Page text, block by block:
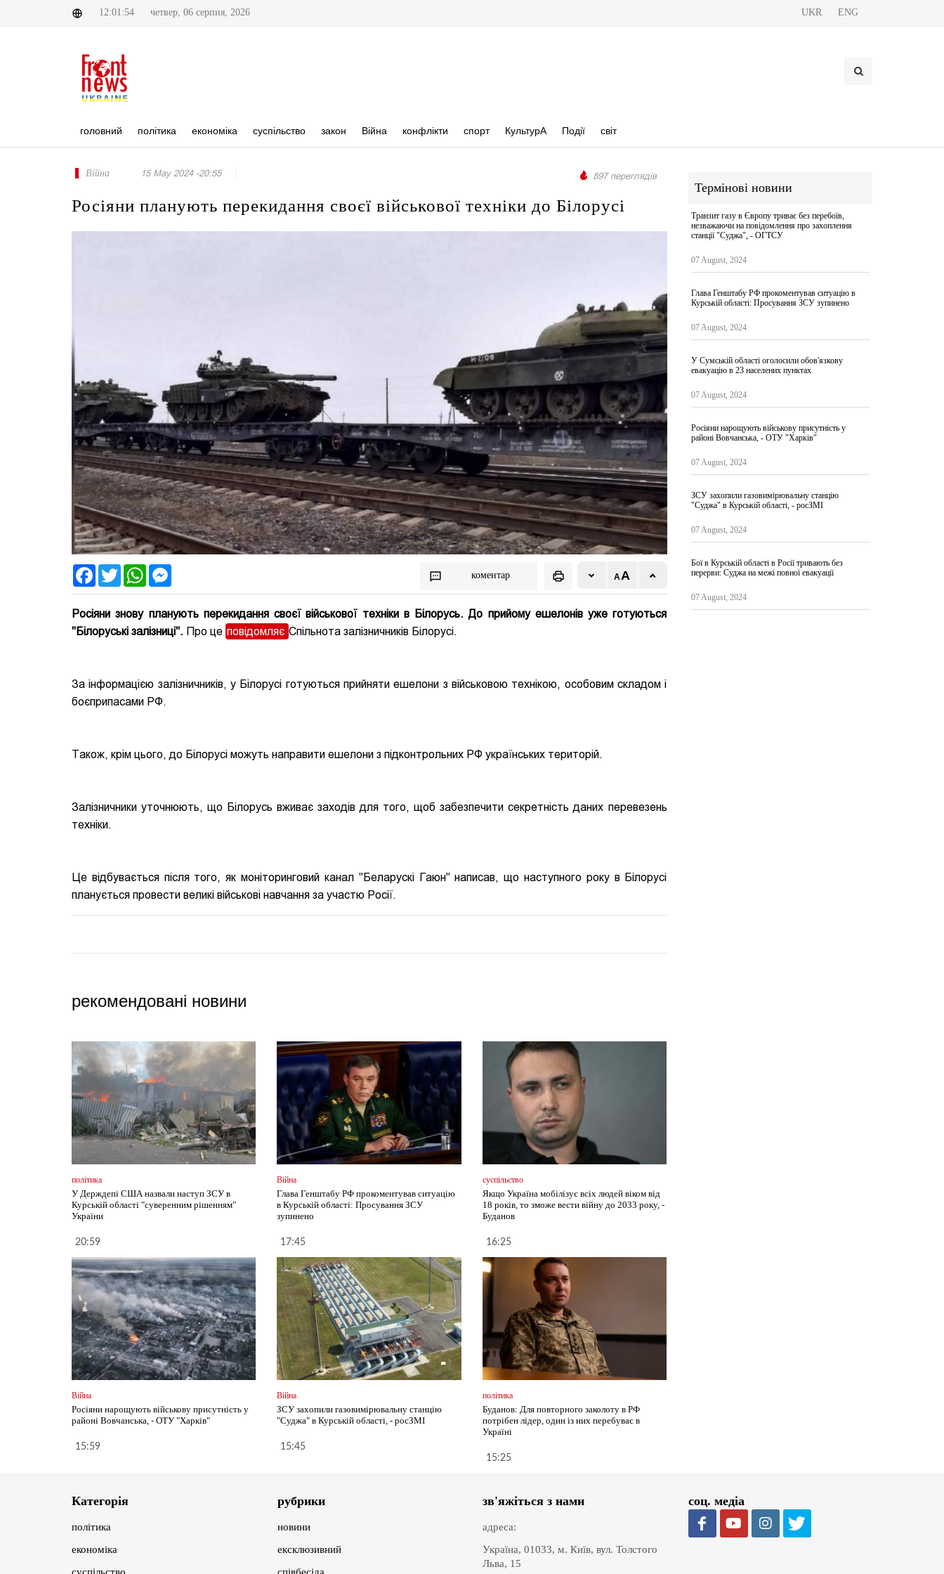
12:01:54 четвер, 06 серпня, 2026 UKR ENG
головний політика економіка суспільство закон Війна конфлікти спорт КультурА Події світ
Війна 15 May 2024 -20:55 897 переглядів
Росіяни планують перекидання своєї військової техніки до Білорусі
FacebookTwitter WhatsApp коментар
Росіяни знову планують перекидання своєї військової техніки в Білорусь. До прийому ешелонів уже готуються
"Білоруські залізниці". Про це повідомляє Спільнота залізничників Білорусі.
За інформацією залізничників, у Білорусі готуються прийняти ешелони з військовою технікою, особовим складом і
боєприпасами РФ.
Також, крім цього, до Білорусі можуть направити ешелони з підконтрольних РФ українських територій.
Залізничники уточнюють, що Білорусь вживає заходів для того, щоб забезпечити секретність даних перевезень
техніки.
Це відбувається після того, як моніторинговий канал "Беларускі Гаюн" написав, що наступного року в Білорусі
планується провести великі військові навчання за участю Росії.
рекомендовані новини
політика
У Держдепі США назвали наступ ЗСУ в
Курській області "суверенним рішенням"
України
20:59
Війна
Глава Генштабу РФ прокоментував ситуацію
в Курській області: Просування ЗСУ
зупинено
17:45
суспільство
Якщо Україна мобілізує всіх людей віком від
18 років, то зможе вести війну до 2033 року, -
Буданов
16:25
Війна
Росіяни нарощують військову присутність у
районі Вовчанська, - ОТУ "Харків"
15:59
Війна
ЗСУ захопили газовимірювальну станцію
"Суджа" в Курській області, - росЗМІ
15:45
політика
Буданов: Для повторного заколоту в РФ
потрібен лідер, один із них перебуває в
Україні
15:25
Термінові новини
Транзит газу в Європу триває без перебоїв,
незважаючи на повідомлення про захоплення
станції "Суджа", - ОГТСУ
07 August, 2024
Глава Генштабу РФ прокоментував ситуацію в
Курській області: Просування ЗСУ зупинено
07 August, 2024
У Сумській області оголосили обов'язкову
евакуацію в 23 населених пунктах
07 August, 2024
Росіяни нарощують військову присутність у
районі Вовчанська, - ОТУ "Харків"
07 August, 2024
ЗСУ захопили газовимірювальну станцію
"Суджа" в Курській області, - росЗМІ
07 August, 2024
Бої в Курській області в Росії тривають без
перерви: Суджа на межі повної евакуації
07 August, 2024
Категорія
політика
економіка
рубрики
новини
ексклюзивний
зв'яжіться з нами
адреса:
Україна, 01033, м. Київ, вул. Толстого
Льва, 15
соц. медіа